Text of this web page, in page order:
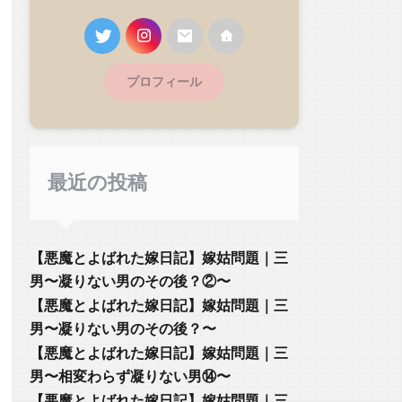
プロフィール
最近の投稿
【悪魔とよばれた嫁日記】嫁姑問題｜三
男〜凝りない男のその後？②〜
【悪魔とよばれた嫁日記】嫁姑問題｜三
男〜凝りない男のその後？〜
【悪魔とよばれた嫁日記】嫁姑問題｜三
男〜相変わらず凝りない男⑭〜